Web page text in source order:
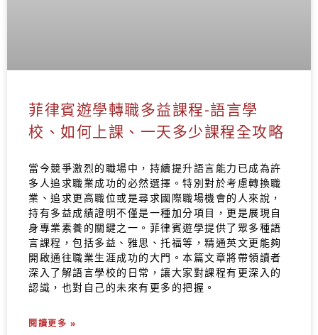
菲律賓遊學轉職多益課程-語言學
校、如何上課、一天多少課程全攻略
當今競爭激烈的職場中，持續提升語言能力已成為許
多人追求職業成功的必然選擇。特別對於考慮轉換職
業、追求更高職位或是尋求國際職場機會的人來說，
持有多益成績證明不僅是一種加分項目，更是展現自
身專業素養的關鍵之一。菲律賓遊學提供了眾多種語
言課程，包括多益、雅思、托福等，精通英文更能夠
開啟通往職業生涯成功的大門。本篇文章將帶領讀者
深入了解語言學校的日常，讓大家對課程有更深入的
認識，也對自己的未來有更多的把握。
閱讀更多 »